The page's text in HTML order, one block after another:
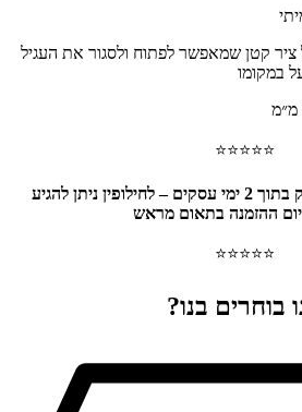
ציר קטן שמאפשר לפתוח ולסגור את העגיל
במקומו
⭐⭐⭐⭐⭐
דגם זה זמין במלאי ויסופק בתוך 2 ימי עסקים – לחילופין ניתן להגיע
ההזמנה בתאום מראש
⭐⭐⭐⭐⭐
בוחרים בנו?